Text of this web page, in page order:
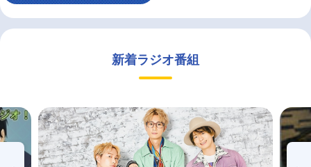
新着ラジオ番組